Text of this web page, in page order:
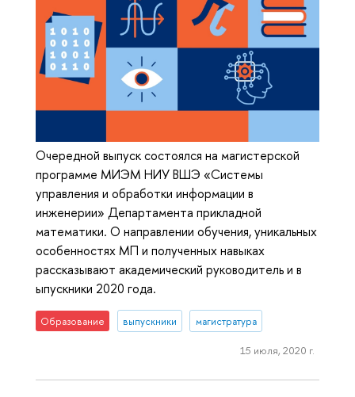
Очередной выпуск состоялся на магистерской
программе МИЭМ НИУ ВШЭ «Системы
управления и обработки информации в
инженерии» Департамента прикладной
математики. О направлении обучения, уникальных
особенностях МП и полученных навыках
рассказывают академический руководитель и в
ыпускники 2020 года.
Образование выпускники магистратура
15 июля, 2020 г.